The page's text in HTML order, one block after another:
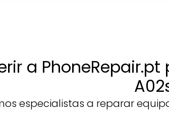
a
especialistas a reparar